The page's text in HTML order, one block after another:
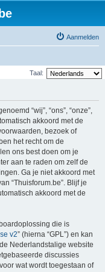
Aanmelden
Taal:
“wij”, “ons”, “onze”,
akkoord met de
bezoek of
het recht om de
ons best doen om je
aan te raden om zelf de
Ga je niet akkoord met
“Thuisforum.be”. Blijf je
akkoord met de
die is
v2” (hierna “GPL”) en kan
Nederlandstalige website
discussies
wat wordt toegestaan of